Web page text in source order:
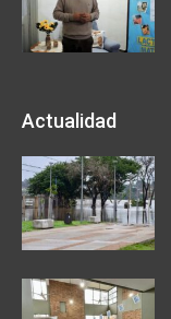
Actualidad